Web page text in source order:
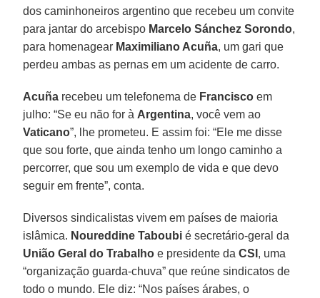
dos caminhoneiros argentino que recebeu um convite
para jantar do arcebispo Marcelo Sánchez Sorondo,
para homenagear Maximiliano Acuña, um gari que
perdeu ambas as pernas em um acidente de carro.
Acuña recebeu um telefonema de Francisco em
julho: “Se eu não for à Argentina, você vem ao
Vaticano”, lhe prometeu. E assim foi: “Ele me disse
que sou forte, que ainda tenho um longo caminho a
percorrer, que sou um exemplo de vida e que devo
seguir em frente”, conta.
Diversos sindicalistas vivem em países de maioria
islâmica. Noureddine Taboubi é secretário-geral da
União Geral do Trabalho e presidente daCSI , uma
“organização guarda-chuva” que reúne sindicatos de
todo o mundo. Ele diz: “Nos países árabes, o